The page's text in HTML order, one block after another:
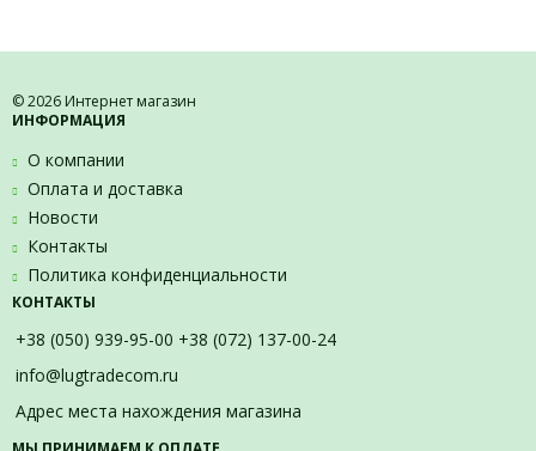
© 2026 Интернет магазин
ИНФОРМАЦИЯ
О компании
Оплата и доставка
Новости
Контакты
Политика конфиденциальности
КОНТАКТЫ
+38 (050) 939-95-00 +38 (072) 137-00-24
info@lugtradecom.ru
Адрес места нахождения магазина